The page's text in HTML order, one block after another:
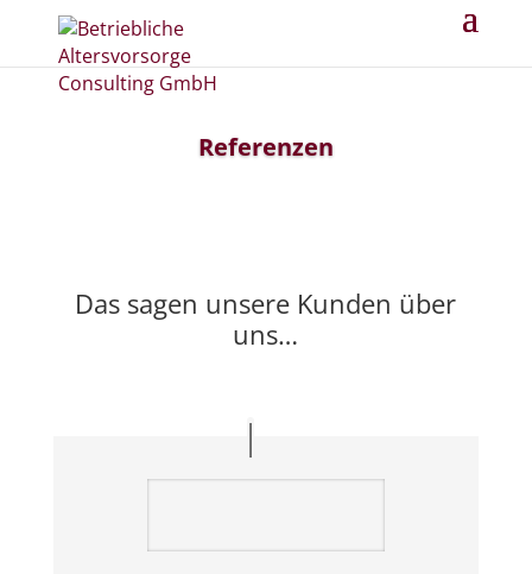
Referenzen
Das sagen unsere Kunden über
uns…